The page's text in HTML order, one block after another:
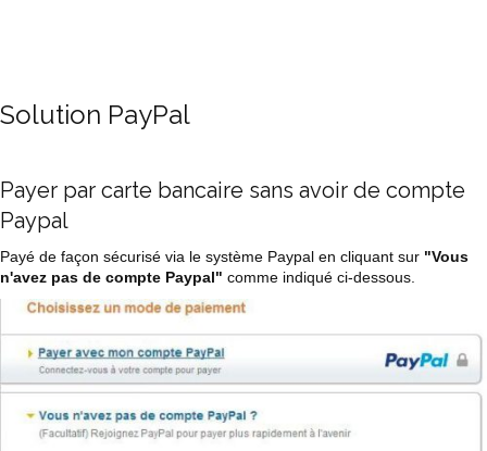
Solution PayPal
Payer par carte bancaire sans avoir de compte
Paypal
Payé de façon sécurisé via le système Paypal en cliquant sur "Vous
n'avez pas de compte Paypal" comme indiqué ci-dessous.